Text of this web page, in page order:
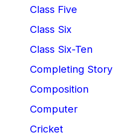
Class Five
Class Six
Class Six-Ten
Completing Story
Composition
Computer
Cricket